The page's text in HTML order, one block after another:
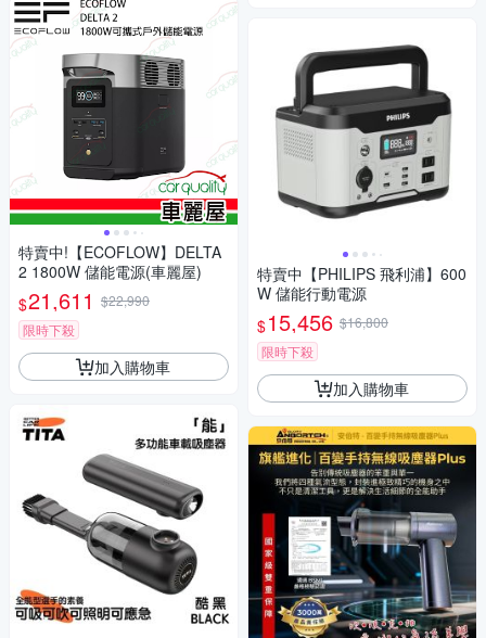
特賣中!【ECOFLOW】DELTA
2 1800W 儲能電源(車麗屋)
$21,611 $22,990
限時下殺
加入購物車
特賣中【PHILIPS 飛利浦】600
W 儲能行動電源
$15,456 $16,800
限時下殺
加入購物車